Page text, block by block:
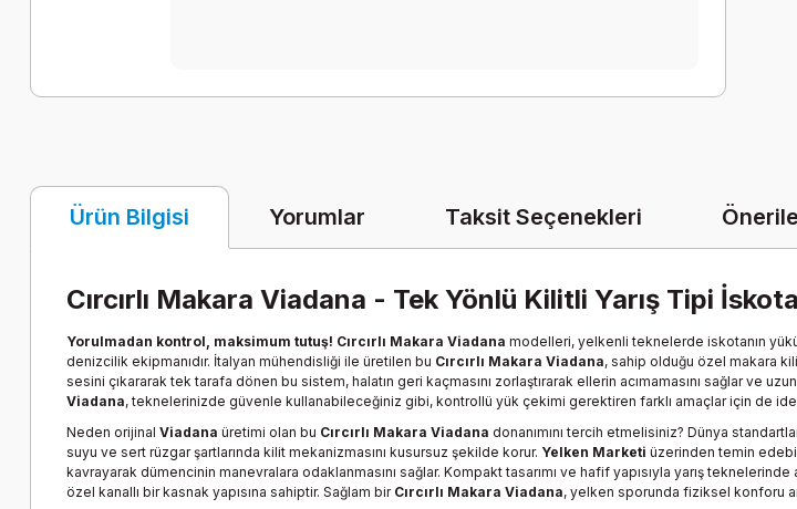
Ürün Bilgisi Yorumlar Taksit Seçenekleri
Cırcırlı Makara Viadana - Tek Yönlü Kilitli Yarış Tipi
Yorulmadan kontrol, maksimum tutuş! Cırcırlı Makara Viadana modelleri, yelkenli teknelerde iskotanın
denizcilik ekipmanıdır. İtalyan mühendisliği ile üretilen bu Cırcırlı Makara Viadana, sahip olduğu özel makara
sesini çıkararak tek tarafa dönen bu sistem, halatın geri kaçmasını zorlaştırarak ellerin acımamasını sağlar ve
Viadana, teknelerinizde güvenle kullanabileceğiniz gibi, kontrollü yük çekimi gerektiren farklı amaçlar için de
Neden orijinal Viadana üretimi olan bu Cırcırlı Makara Viadana donanımını tercih etmelisiniz? Dünya
suyu ve sert rüzgar şartlarında kilit mekanizmasını kusursuz şekilde korur. Yelken Marketi üzerinden temin
kavrayarak dümencinin manevralara odaklanmasını sağlar. Kompakt tasarımı ve hafif yapısıyla yarış teknelerinde
özel kanallı bir kasnak yapısına sahiptir. Sağlam bir Cırcırlı Makara Viadana, yelken sporunda fiziksel konforu